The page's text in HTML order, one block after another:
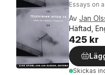
Essays on
Av Jan
Häftad,
425 kr
Skickas